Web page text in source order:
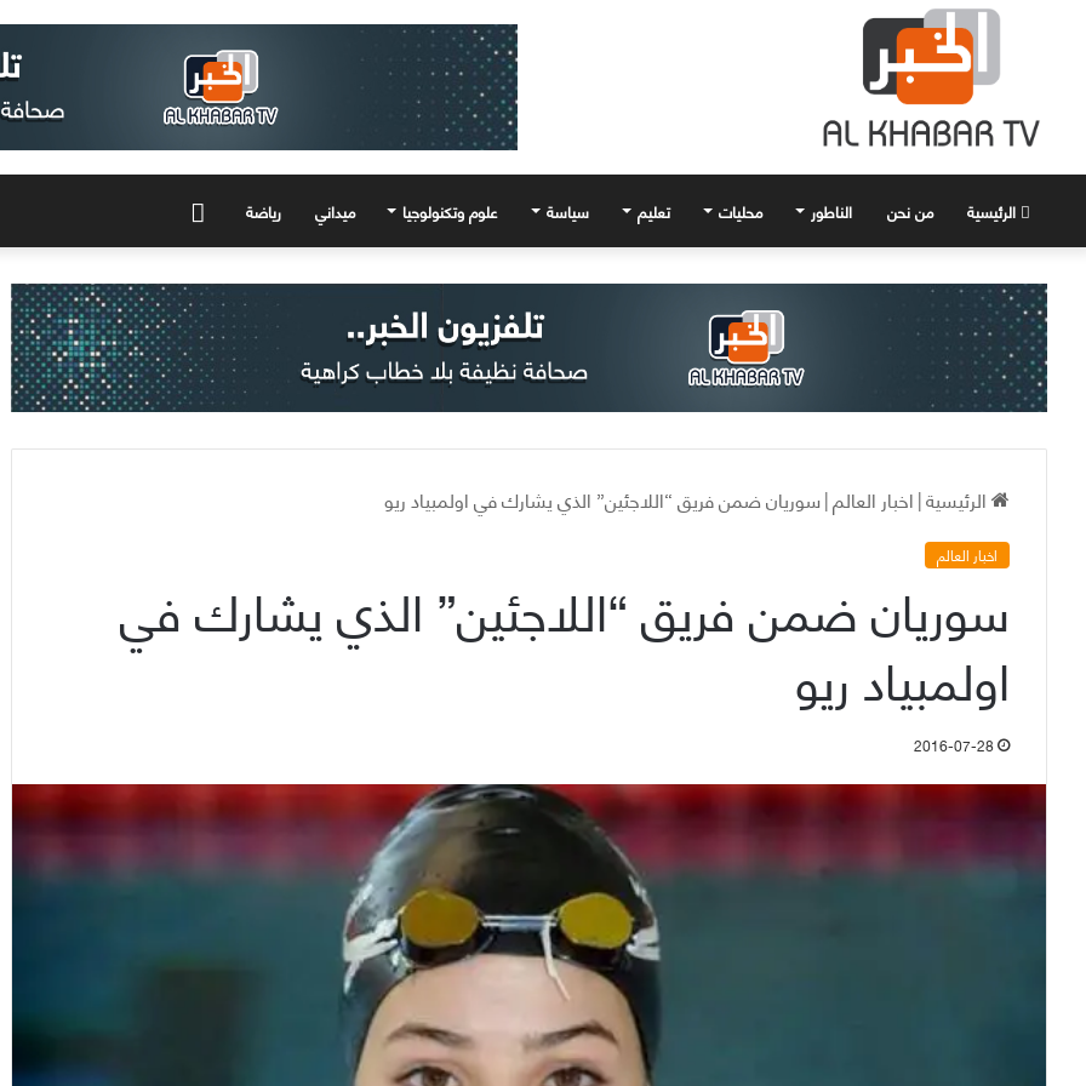
الرئيسية من نحن الناطور محليات تعليم سياسة علوم وتكنولوجيا ميداني رياضة
الرئيسية|اخبار العالم|سوريان ضمن فريق “اللاجئين” الذي يشارك في اولمبياد ريو
اخبار العالم
سوريان ضمن فريق “اللاجئين” الذي يشارك في
اولمبياد ريو
2016-07-28